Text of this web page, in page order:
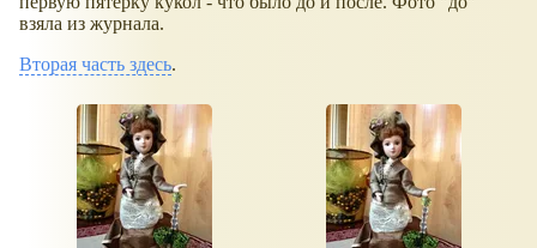
взяла из журнала.
Вторая часть здесь.